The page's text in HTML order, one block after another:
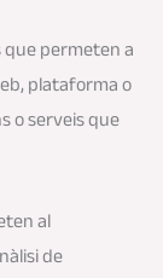
que permeten a
plataforma o
o serveis que
al
de